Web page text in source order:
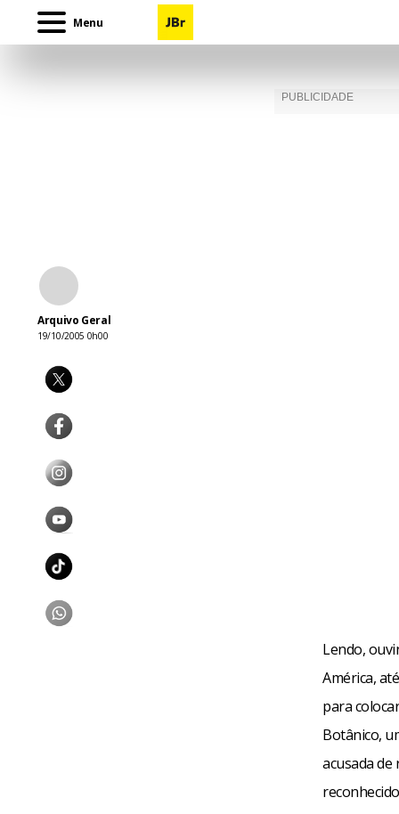
Menu
Arquivo Geral
19/10/2005 0h00
Lendo,
América,
para
Botânico,
acusada